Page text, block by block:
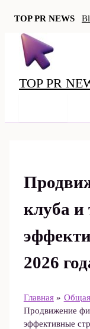
TOP PR NEWS
Перейти
содержимому
TOP PR
клуба и
2026
Главная
Общая
Продвижение
эффективные